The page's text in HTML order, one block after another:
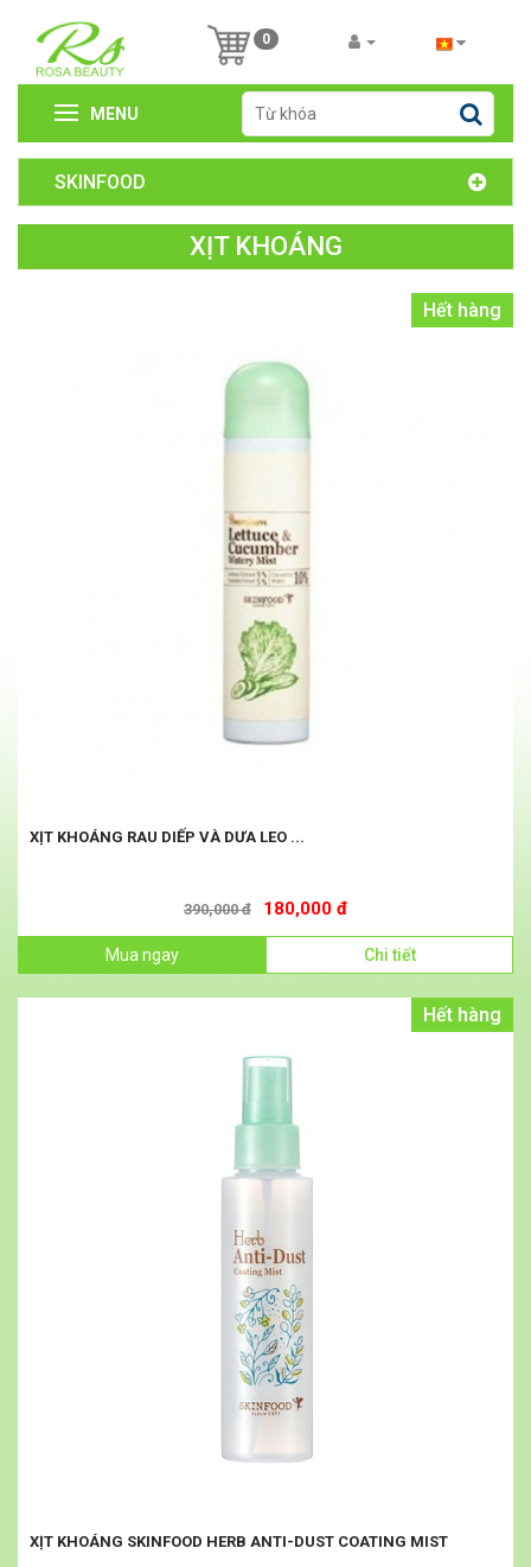
0
MENU
SKINFOOD
XỊT KHOÁNG
Hết hàng
XỊT KHOÁNG RAU DIẾP VÀ DƯA LEO ...
390,000 đ 180,000 đ
Mua ngay Chi tiết
Hết hàng
XỊT KHOÁNG SKINFOOD HERB ANTI-DUST COATING MIST